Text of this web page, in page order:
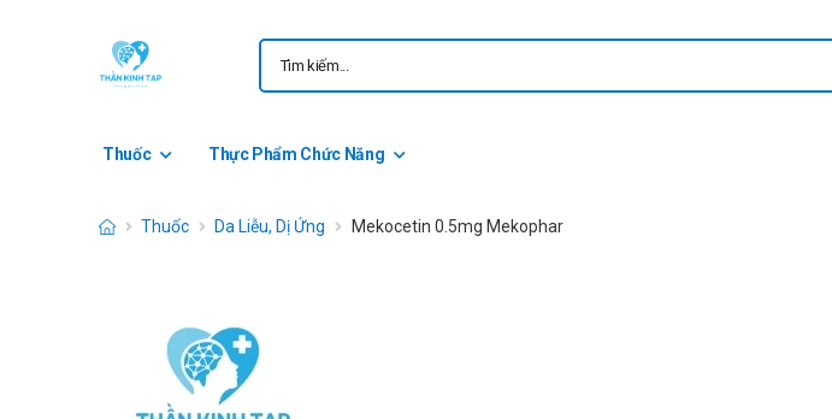
Thuốc Thực Phẩm Chức Năng
Thuốc Da Liễu, Dị Ứng Mekocetin 0.5mg Mekophar